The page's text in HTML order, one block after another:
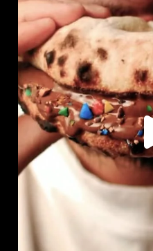
LE NAAN SUCRÉ EST